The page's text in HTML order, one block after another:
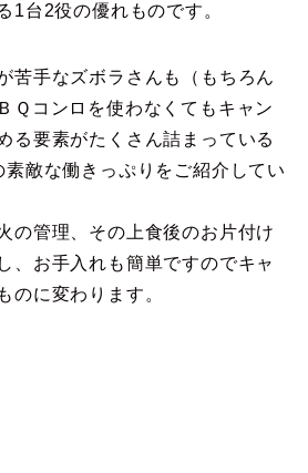
1台2役の優れものです。
苦手なズボラさんも（もちろん
Ｑコンロを使わなくてもキャン
る要素がたくさん詰まっている
素敵な働きっぷりをご紹介してい
の管理、その上食後のお片付け
、お手入れも簡単ですのでキャ
のに変わります。